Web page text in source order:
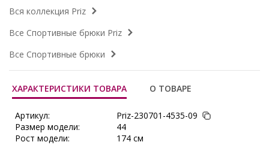
Вся коллекция Priz
Все Спортивные брюки Priz
Все Спортивные брюки
ХАРАКТЕРИСТИКИ ТОВАРА О ТОВАРЕ
Артикул:
Priz-230701-4535-09
Размер модели:
44
Рост модели:
174 см